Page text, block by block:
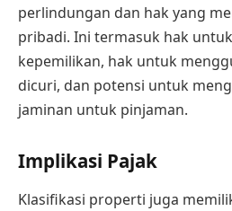
perlindungan dan hak yang
pribadi. Ini termasuk hak
kepemilikan, hak untuk
dicuri, dan potensi untuk
jaminan untuk pinjaman.
Implikasi Pajak
Klasifikasi properti juga